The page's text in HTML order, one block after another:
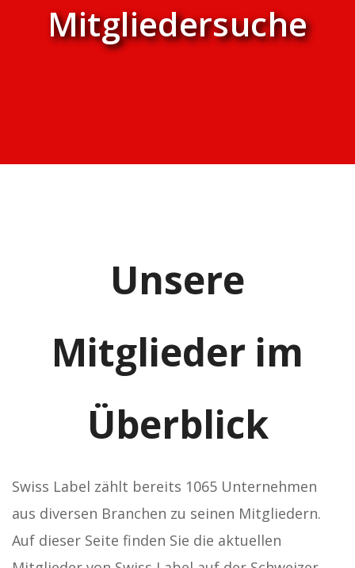
Mitgliedersuche
Unsere
Mitglieder im
Überblick
Swiss Label zählt bereits 1065 Unternehmen
aus diversen Branchen zu seinen Mitgliedern.
Auf dieser Seite finden Sie die aktuellen